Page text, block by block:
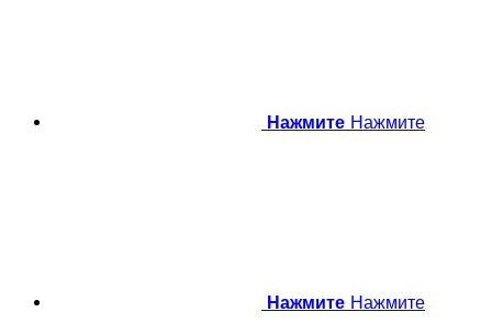
Нажмите Нажмите
Нажмите Нажмите